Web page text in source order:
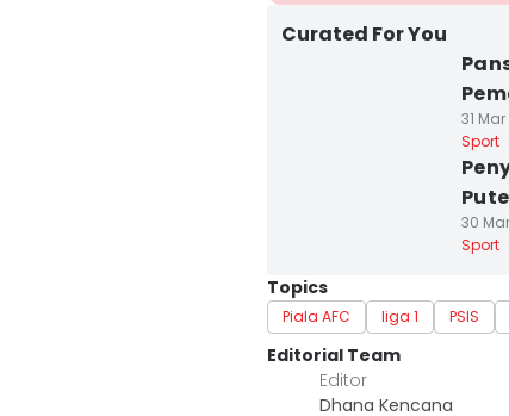
Curated For You
31
Sport
30
Sport
Topics
Piala AFC liga 1 PSIS
Editorial Team
Editor
Dhana Kencana